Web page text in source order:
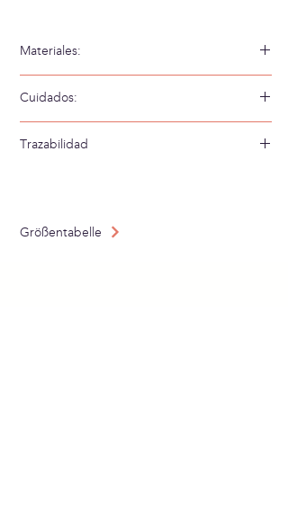
Materiales:
Cuidados:
Trazabilidad
Größentabelle